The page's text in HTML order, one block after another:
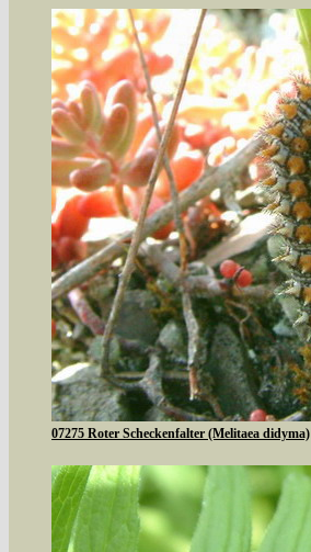
07275 Roter Scheckenfalter (Melitaea didyma)